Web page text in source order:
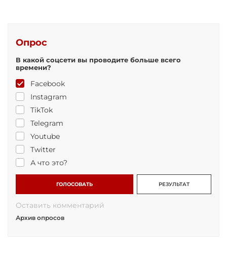
Опрос
В какой соцсети вы проводите больше всего
времени?
Facebook
Instagram
TikTok
Telegram
Youtube
Twitter
А что это?
ГОЛОСОВАТЬ РЕЗУЛЬТАТ
Оставить комментарий
Архив опросов